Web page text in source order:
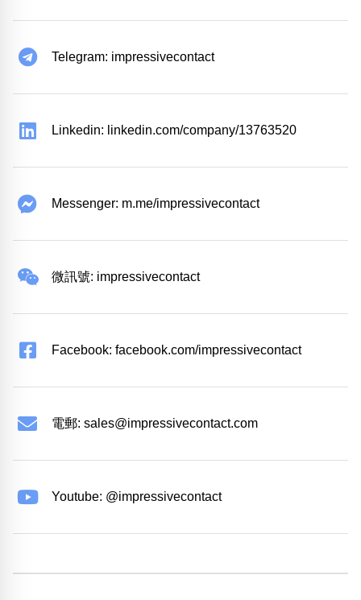
Telegram: impressivecontact
Linkedin: linkedin.com/company/13763520
Messenger: m.me/impressivecontact
微訊號: impressivecontact
Facebook: facebook.com/impressivecontact
電郵: sales@impressivecontact.com
Youtube: @impressivecontact